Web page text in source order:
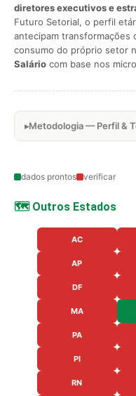
diretores executivos e
Futuro Setorial, o perfil
antecipam transformações
consumo do próprio setor
Salário com base nos
Metodologia — Perfil &
dados prontos verificar
🗺️ Outros Estados
AC
AP
DF
MA
PA
PI
RN